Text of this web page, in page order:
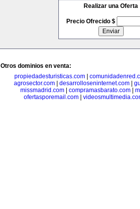
Realizar una Oferta
Precio Ofrecido $
Otros dominios en venta:
propiedadesturisticas.com|
agrosector.com
desarrolloseninternet.com
missmadrid.com| compramasbarato.com|
ofertasporemail.com